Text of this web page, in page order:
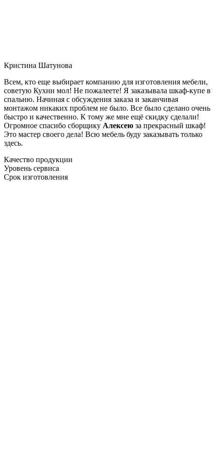
Кристина Шатунова
Всем, кто еще выбирает компанию для изготовления мебели,
советую Кухни мол! Не пожалеете! Я заказывала шкаф-купе в
спальню. Начиная с обсуждения заказа и заканчивая
монтажом никаких проблем не было. Все было сделано очень
быстро и качественно. К тому же мне ещё скидку сделали!
Огромное спасибо сборщику Алексею за прекрасный шкаф!
Это мастер своего дела! Всю мебель буду заказывать только
здесь.
Качество продукции
Уровень сервиса
Срок изготовления